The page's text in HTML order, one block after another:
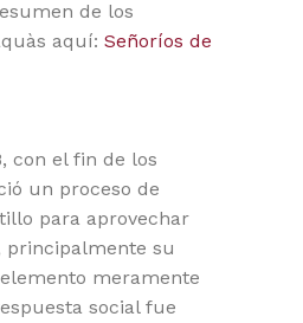
de los
aquí: Señoríos de
con el fin de los
un proceso de
para aprovechar
principalmente su
meramente
social fue